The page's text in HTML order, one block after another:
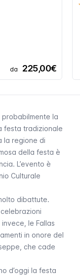
da 225,00€
la
festa tradizionale
la regione di
della festa è
L’evento è
Culturale
dibattute.
le Fallas
in onore del
che cade
d’oggi la festa